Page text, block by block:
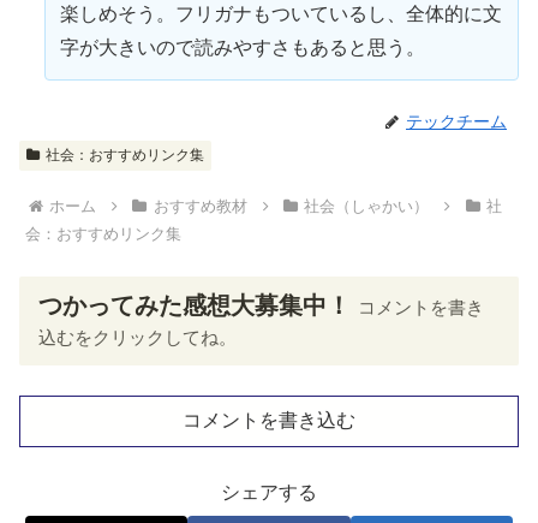
楽しめそう。フリガナもついているし、全体的に文
字が大きいので読みやすさもあると思う。
テックチーム
社会：おすすめリンク集
ホーム おすすめ教材 社会（しゃかい）
社
会：おすすめリンク集
つかってみた感想大募集中！
コメントを書き
込むをクリックしてね。
コメントを書き込む
シェアする